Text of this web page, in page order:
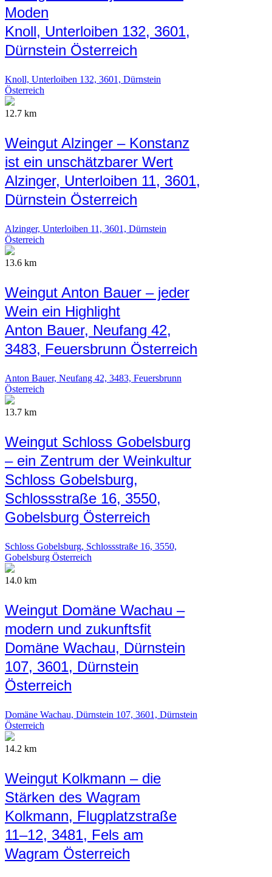
Moden
Knoll, Unterloiben 132, 3601,
Dürnstein Österreich
Knoll, Unterloiben 132, 3601, Dürnstein
Österreich
12.7 km
Weingut Alzinger – Konstanz
ist ein unschätzbarer Wert
Alzinger, Unterloiben 11, 3601,
Dürnstein Österreich
Alzinger, Unterloiben 11, 3601, Dürnstein
Österreich
13.6 km
Weingut Anton Bauer – jeder
Wein ein Highlight
Anton Bauer, Neufang 42,
3483, Feuersbrunn Österreich
Anton Bauer, Neufang 42, 3483, Feuersbrunn
Österreich
13.7 km
Weingut Schloss Gobelsburg
– ein Zentrum der Weinkultur
Schloss Gobelsburg,
Schlossstraße 16, 3550,
Gobelsburg Österreich
Schloss Gobelsburg, Schlossstraße 16, 3550,
Gobelsburg Österreich
14.0 km
Weingut Domäne Wachau –
modern und zukunftsfit
Domäne Wachau, Dürnstein
107, 3601, Dürnstein
Österreich
Domäne Wachau, Dürnstein 107, 3601, Dürnstein
Österreich
14.2 km
Weingut Kolkmann – die
Stärken des Wagram
Kolkmann, Flugplatzstraße
11–12, 3481, Fels am
Wagram Österreich